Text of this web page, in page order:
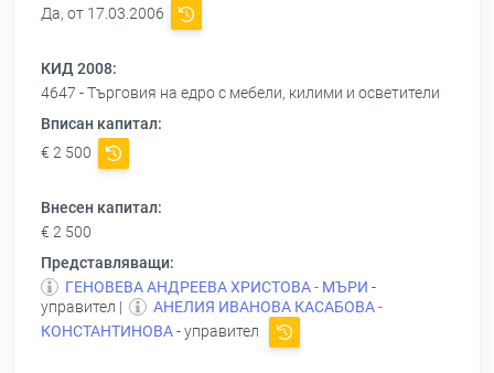
Да, от 17.03.2006
КИД 2008:
4647 - Търговия на едро с мебели, килими и осветители
Вписан капитал:
€ 2 500
Внесен капитал:
€ 2 500
Представляващи:
ГЕНОВЕВА АНДРЕЕВА ХРИСТОВА - МЪРИ -
управител |
АНЕЛИЯ ИВАНОВА КАСАБОВА -
КОНСТАНТИНОВА- управител